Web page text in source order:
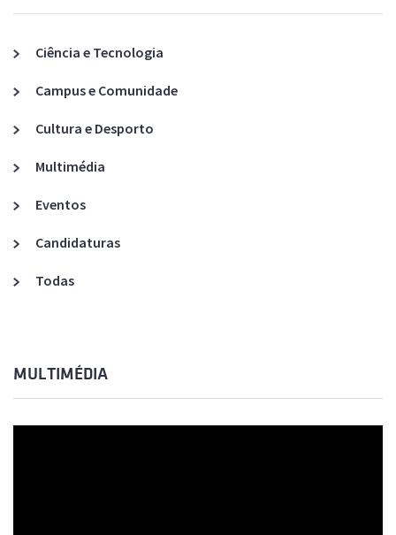
Ciência e Tecnologia
Campus e Comunidade
Cultura e Desporto
Multimédia
Eventos
Candidaturas
Todas
MULTIMÉDIA